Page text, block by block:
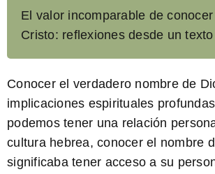
El valor incomparable de
Cristo: reflexiones desde un
Conocer el verdadero nombre de
implicaciones espirituales
podemos tener una relación
cultura hebrea, conocer el nombre
significaba tener acceso a su